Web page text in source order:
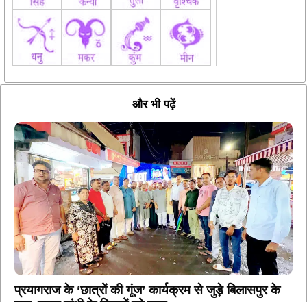
और भी पढ़ें
प्रयागराज के ‘छात्रों की गूंज’ कार्यक्रम से जुड़े बिलासपुर के